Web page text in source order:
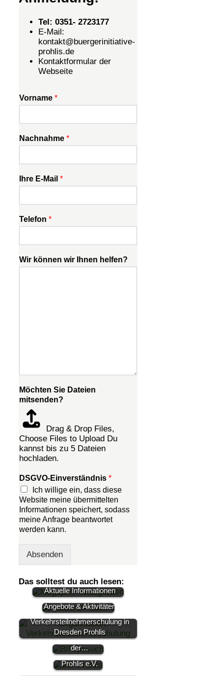
Tel: 0351- 2723177
E-Mail:
kontakt@buergerinitiative-
prohlis.de
Kontaktformular der
Webseite
Vorname *
Nachnahme *
Ihre E-Mail *
Telefon *
Wir können wir Ihnen helfen?
Möchten Sie Dateien
mitsenden?
Drag & Drop Files,
Choose Files to Upload Du
kannst bis zu 5 Dateien
hochladen.
DSGVO-Einverständnis *
Ich willige ein, dass diese
Website meine übermittelten
Informationen speichert, sodass
meine Anfrage beantwortet
werden kann.
Absenden
Das solltest du auch lesen:
Aktuelle Informationen
Angebote & Aktivitäten
Kostenlose
Verkehrsteilnehmerschulung in
Dresden Prohlis
Bürgermeisterin
Dr. Kaufmann
zu Besuch bei
der…
BiP
Bürgerinitiative
Dresden
Prohlis e.V.